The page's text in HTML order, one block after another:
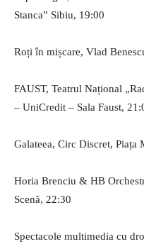
Stanca” Sibiu, 19:00
Roți în mișcare, Vlad
FAUST, Teatrul Național
– UniCredit – Sala Faust,
Galateea, Circ Discret, Piața
Horia Brenciu & HB
Scenă, 22:30
Spectacole multimedia cu